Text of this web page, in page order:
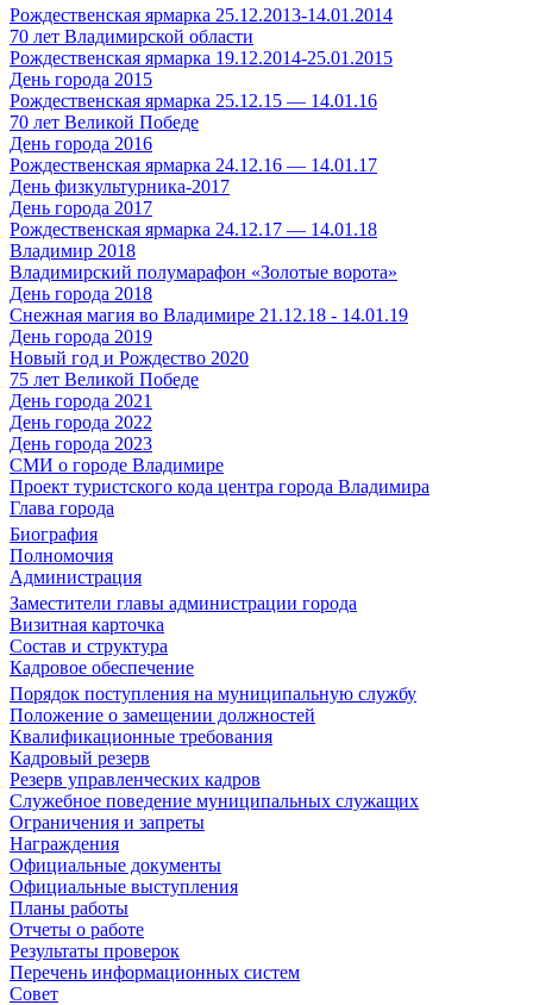
Рождественская ярмарка 25.12.2013-14.01.2014
70 лет Владимирской области
Рождественская ярмарка 19.12.2014-25.01.2015
День города 2015
Рождественская ярмарка 25.12.15 — 14.01.16
70 лет Великой Победе
День города 2016
Рождественская ярмарка 24.12.16 — 14.01.17
День физкультурника-2017
День города 2017
Рождественская ярмарка 24.12.17 — 14.01.18
Владимир 2018
Владимирский полумарафон «Золотые ворота»
День города 2018
Снежная магия во Владимире 21.12.18 - 14.01.19
День города 2019
Новый год и Рождество 2020
75 лет Великой Победе
День города 2021
День города 2022
День города 2023
СМИ о городе Владимире
Проект туристского кода центра города Владимира
Глава города
Биография
Полномочия
Администрация
Заместители главы администрации города
Визитная карточка
Состав и структура
Кадровое обеспечение
Порядок поступления на муниципальную службу
Положение о замещении должностей
Квалификационные требования
Кадровый резерв
Резерв управленческих кадров
Служебное поведение муниципальных служащих
Ограничения и запреты
Награждения
Официальные документы
Официальные выступления
Планы работы
Отчеты о работе
Результаты проверок
Перечень информационных систем
Совет